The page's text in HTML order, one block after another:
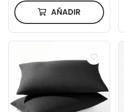
AÑADIR